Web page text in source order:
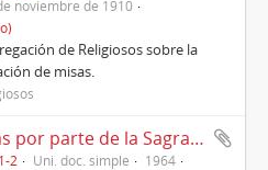
noviembre de 1910
de Religiosos sobre la
de misas.
Rescriptos de dispensas por parte de la Sagrada Congregación de Religiosos. Año 1964
2 Uni. doc. simple
1964